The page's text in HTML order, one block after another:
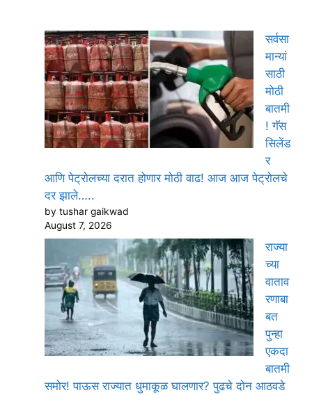
सर्वसा
मान्यां
साठी
मोठी
बातमी
! गॅस
सिलेंड
र
आणि पेट्रोलच्या दरात होणार मोठी वाढ! आज आज पेट्रोलचे
दर झाले…..
by tushar gaikwad
August 7, 2026
राज्या
च्या
वाताव
रणाबा
बत
पुन्हा
एकदा
बातमी
समोर! पाऊस राज्यात धुमाकूळ घालणार? पुढचे दोन आठवडे